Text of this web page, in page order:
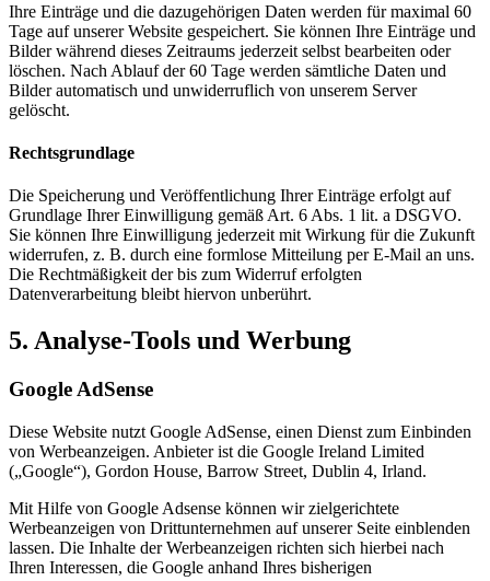
Ihre Einträge und die dazugehörigen Daten werden für maximal 60
Tage auf unserer Website gespeichert. Sie können Ihre Einträge und
Bilder während dieses Zeitraums jederzeit selbst bearbeiten oder
löschen. Nach Ablauf der 60 Tage werden sämtliche Daten und
Bilder automatisch und unwiderruflich von unserem Server
gelöscht.
Rechtsgrundlage
Die Speicherung und Veröffentlichung Ihrer Einträge erfolgt auf
Grundlage Ihrer Einwilligung gemäß Art. 6 Abs. 1 lit. a DSGVO.
Sie können Ihre Einwilligung jederzeit mit Wirkung für die Zukunft
widerrufen, z. B. durch eine formlose Mitteilung per E-Mail an uns.
Die Rechtmäßigkeit der bis zum Widerruf erfolgten
Datenverarbeitung bleibt hiervon unberührt.
5. Analyse-Tools und Werbung
Google AdSense
Diese Website nutzt Google AdSense, einen Dienst zum Einbinden
von Werbeanzeigen. Anbieter ist die Google Ireland Limited
(„Google“), Gordon House, Barrow Street, Dublin 4, Irland.
Mit Hilfe von Google Adsense können wir zielgerichtete
Werbeanzeigen von Drittunternehmen auf unserer Seite einblenden
lassen. Die Inhalte der Werbeanzeigen richten sich hierbei nach
Ihren Interessen, die Google anhand Ihres bisherigen